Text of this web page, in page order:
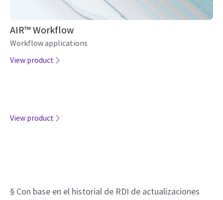
AIR™ Workflow
Workflow applications
View product
View product
§ Con base en el historial de RDI de actualizaciones